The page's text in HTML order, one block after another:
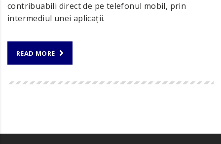
contribuabili direct de pe telefonul mobil, prin
intermediul unei aplicații.
READ MORE